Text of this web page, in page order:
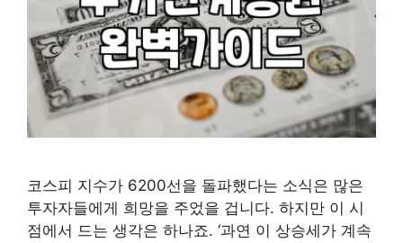
코스피 지수가 6200선을 돌파했다는 소식은 많은
투자자들에게 희망을 주었을 겁니다. 하지만 이 시
점에서 드는 생각은 하나죠. ‘과연 이 상승세가 계속